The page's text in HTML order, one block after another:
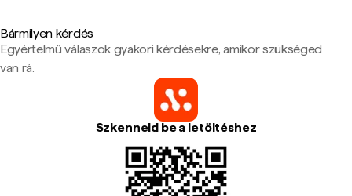
Bármilyen kérdés
Egyértelmű válaszok gyakori kérdésekre, amikor szükséged
van rá.
Szkenneld be a letöltéshez